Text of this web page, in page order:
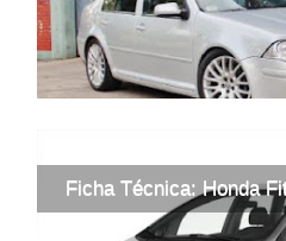
Ficha Técnica: Honda